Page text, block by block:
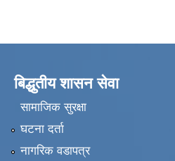
बिद्धुतीय शासन सेवा
सामाजिक सुरक्षा
घटना दर्ता
नागरिक वडापत्र